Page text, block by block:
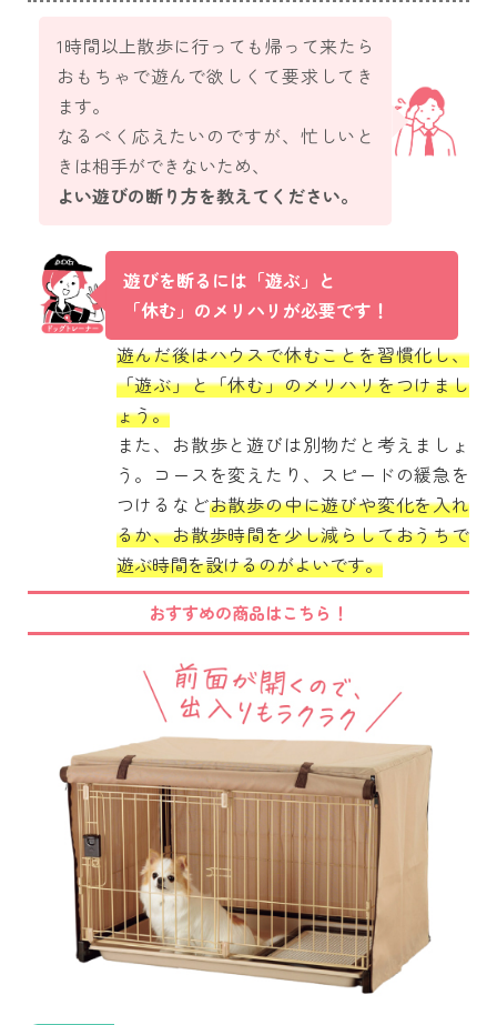
1時間以上散歩に行っても帰って来たら
おもちゃで遊んで欲しくて要求してき
ます。
なるべく応えたいのですが、忙しいと
きは相手ができないため、
よい遊びの断り方を教えてください。
遊びを断るには「遊ぶ」と
「休む」のメリハリが必要です！
遊んだ後はハウスで休むことを習慣化し、
「遊ぶ」と「休む」のメリハリをつけまし
ょう。
また、お散歩と遊びは別物だと考えましょ
う。コースを変えたり、スピードの緩急を
つけるなどお散歩の中に遊びや変化を入れ
るか、お散歩時間を少し減らしておうちで
遊ぶ時間を設けるのがよいです。
おすすめの商品はこちら！